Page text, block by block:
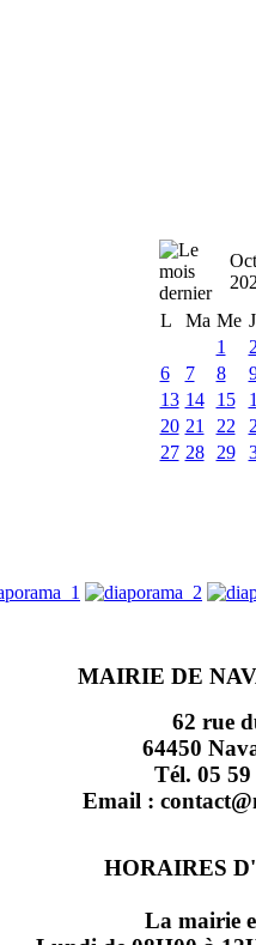
L
Ma Me J
1
2
6
7 8
13 14 15
20 21 22
27 28 29
MAIRIE DE
62 rue
64450
Tél. 05
Email :
HORAIRES
La mairie